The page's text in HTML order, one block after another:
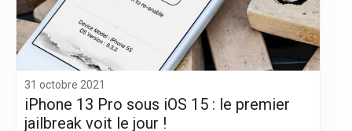
31 octobre 2021
iPhone 13 Pro sous iOS 15 : le premier
jailbreak voit le jour !